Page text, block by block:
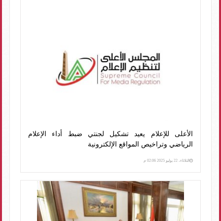
الأعلى للإعلام يعيد تشكيل لجنتي ضبط أداء الإعلام
الرياضي وتراخيص المواقع الإلكترونية
الثلاثاء، 22 يوليو 2025 02:06 م